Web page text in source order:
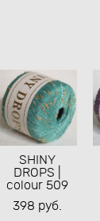
SHINY
DROPS |
colour 509
398 pуб.